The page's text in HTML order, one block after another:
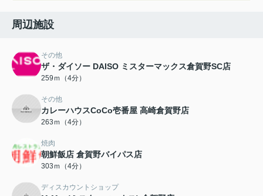
周辺施設
その他
ザ・ダイソー DAISO ミスターマックス倉賀野SC店
259ｍ（4分）
その他
カレーハウスCoCo壱番屋 高崎倉賀野店
263ｍ（4分）
焼肉
朝鮮飯店 倉賀野バイパス店
303ｍ（4分）
ディスカウントショップ